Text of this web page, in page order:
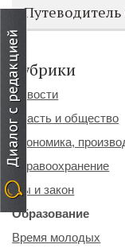
Рубрики
Новости
Власть и общество
Экономика,
Здравоохранение
Мы и закон
Образование
Время молодых